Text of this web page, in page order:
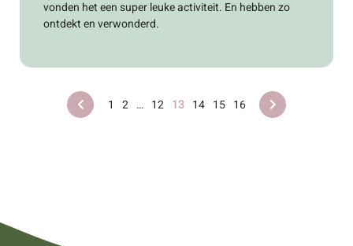
vonden het een super leuke activiteit. En hebben zo
ontdekt en verwonderd.
1 2 … 12 13 14 15 16